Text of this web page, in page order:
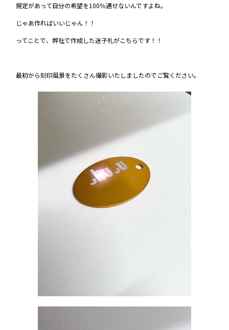
規定があって自分の希望を100％通せないんですよね。
じゃあ作ればいいじゃん！！
ってことで、弊社で作成した迷子札がこちらです！！
最初から刻印風景をたくさん撮影いたしましたのでご覧ください。